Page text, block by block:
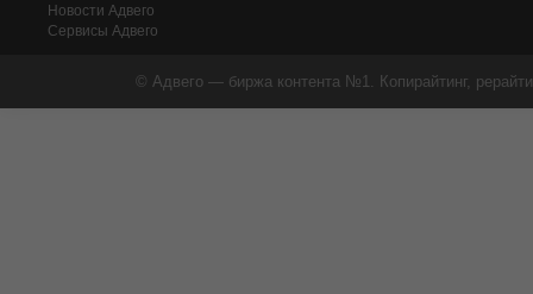
Новости Адвего
Сервисы Адвего
© Адвего — биржа контента №1. Копирайтинг,